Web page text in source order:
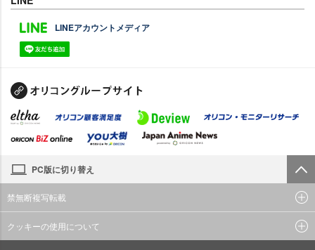
LINEアカウントメディア
PC版に切り替え
禁無断複写転載
クッキーの使用について